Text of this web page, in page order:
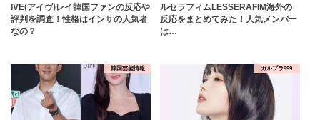
IVE(アイヴ)レイ韓国ファンの反応や
評判を調査！性格はインサの人気者
なの？
ルセラフィムLESSERAFIM海外の
反応をまとめてみた！人気メンバー
は…
韓国芸能情報 ガルプラ999